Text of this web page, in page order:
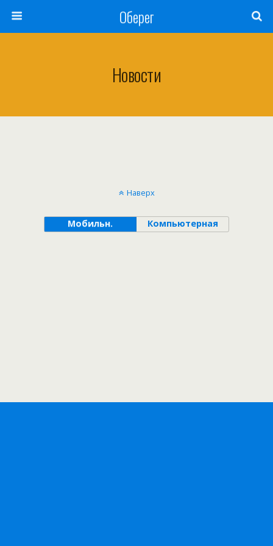
Оберег
Новости
Наверх
Мобильн. Компьютерная